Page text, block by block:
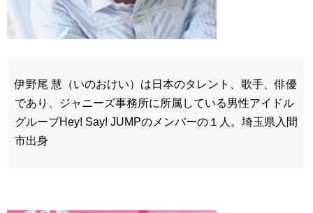
伊野尾 慧（いのおけい）は日本のタレント、歌手、俳優
であり、ジャニーズ事務所に所属している男性アイドル
グループHey! Say! JUMPのメンバーの１人。埼玉県入間
市出身